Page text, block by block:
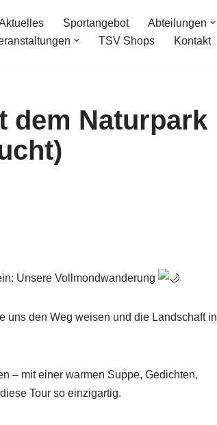
Sportangebot Abteilungen
TSV Shops Kontakt
dem Naturpark
Unsere Vollmondwanderung
uns den Weg weisen und die Landschaft in
– mit einer warmen Suppe, Gedichten,
Tour so einzigartig.